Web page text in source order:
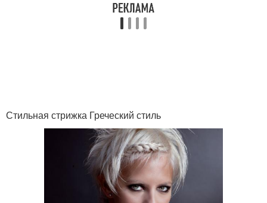
Стильная стрижка Греческий стиль